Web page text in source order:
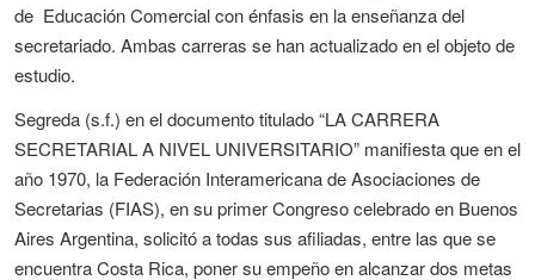
de Educación Comercial con énfasis en la enseñanza del
secretariado. Ambas carreras se han actualizado en el objeto de
estudio.
Segreda (s.f.) en el documento titulado “LA CARRERA
SECRETARIAL A NIVEL UNIVERSITARIO” manifiesta que en el
año 1970, la Federación Interamericana de Asociaciones de
Secretarias (FIAS), en su primer Congreso celebrado en Buenos
Aires Argentina, solicitó a todas sus afiliadas, entre las que se
encuentra Costa Rica, poner su empeño en alcanzar dos metas